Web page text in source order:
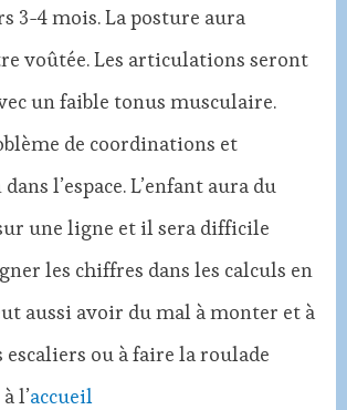
3-4 mois. La posture aura
voûtée. Les articulations seront
un faible tonus musculaire.
de coordinations et
l’espace. L’enfant aura du
une ligne et il sera difficile
les chiffres dans les calculs en
aussi avoir du mal à monter et à
escaliers ou à faire la roulade
l’accueil